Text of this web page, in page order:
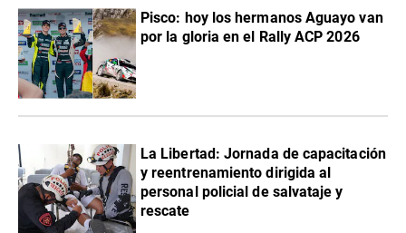
Pisco: hoy los hermanos Aguayo van
por la gloria en el Rally ACP 2026
La Libertad: Jornada de capacitación
y reentrenamiento dirigida al
personal policial de salvataje y
rescate